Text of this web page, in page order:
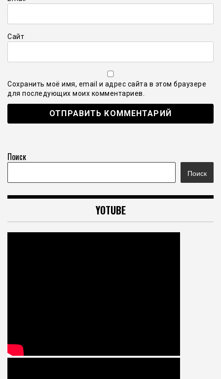
Сайт
Сохранить моё имя, email и адрес сайта в этом браузере
для последующих моих комментариев.
Поиск
Поиск
YOTUBE